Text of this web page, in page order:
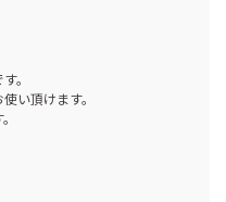
。
い頂けます。